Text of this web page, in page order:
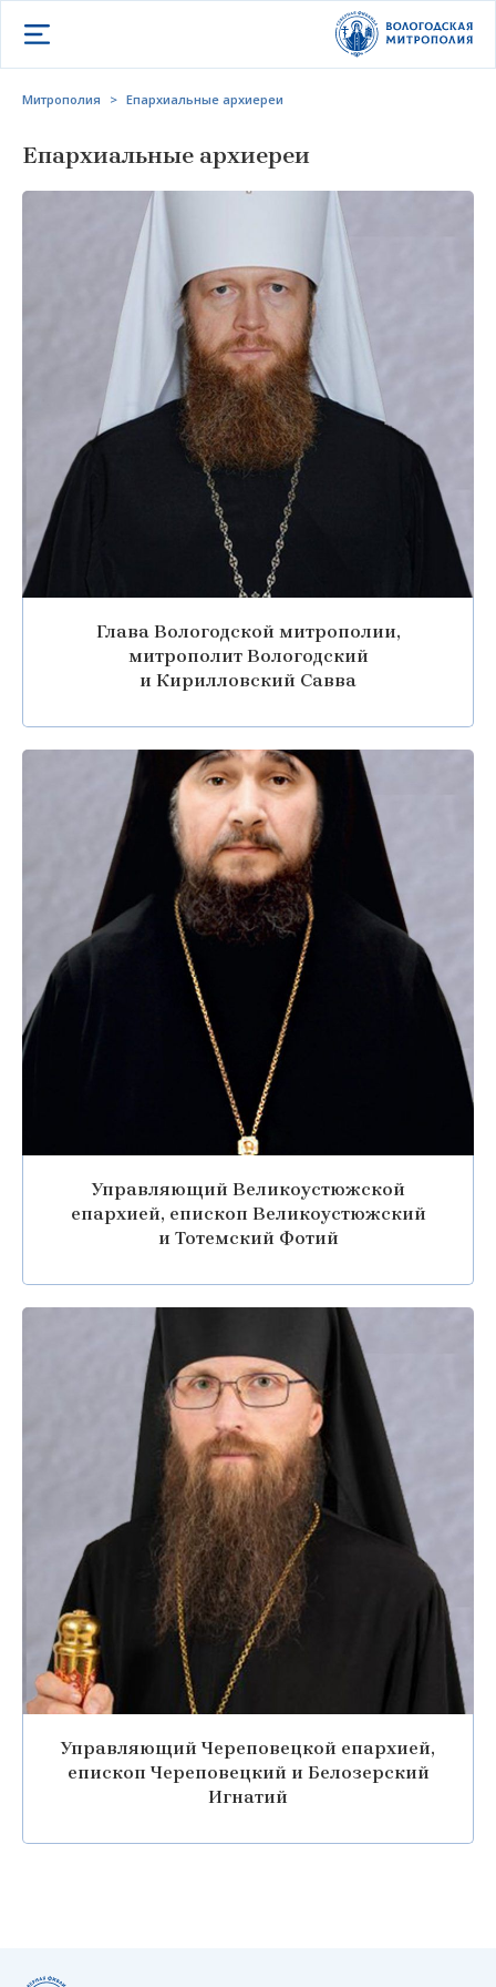
Открыть меню
Митрополия > Епархиальные архиереи
Епархиальные архиереи
Глава Вологодской митрополии,
митрополит Вологодский
и Кирилловский Савва
Управляющий Великоустюжской
епархией, епископ Великоустюжский
и Тотемский Фотий
Управляющий Череповецкой епархией,
епископ Череповецкий и Белозерский
Игнатий